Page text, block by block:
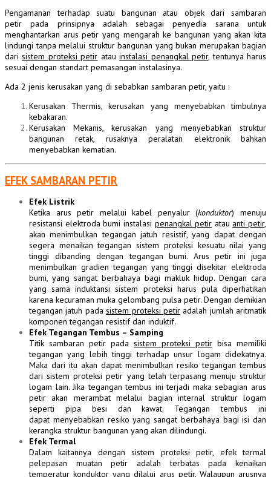
Pengamanan terhadap suatu bangunan atau objek dari sambaran
petir pada prinsipnya adalah sebagai penyedia sarana untuk
menghantarkan arus petir yang mengarah ke bangunan yang akan kita
lindungi tanpa melalui struktur bangunan yang bukan merupakan bagian
darisistem proteksi petir atauinstalasi penangkal petir, tentunya harus
sesuai dengan standart pemasangan instalasinya.
Ada 2 jenis kerusakan yang di sebabkan sambaran petir, yaitu :
Kerusakan Thermis, kerusakan yang menyebabkan timbulnya
kebakaran.
Kerusakan Mekanis, kerusakan yang menyebabkan struktur
bangunan retak, rusaknya peralatan elektronik bahkan
menyebabkan kematian.
EFEK SAMBARAN PETIR
Efek Listrik
Ketika aruspetir melalui kabel penyalur(konduktor) menuju
resistansi elektroda bumi instalasi penangkalpetir atau anti petir,
akan menimbulkan tegangan jatuh resistif, yang dapat dengan
segera menaikan tegangan sistem proteksi kesuatu nilai yang
tinggi dibanding dengan tegangan bumi. Arus petir ini juga
menimbulkan gradien tegangan yang tinggi disekitar elektroda
bumi, yang sangat berbahaya bagi makluk hidup. Dengan cara
yang sama induktansi sistem proteksi harus pula diperhatikan
karena kecuraman muka gelombang pulsa petir. Dengan demikian
tegangan jatuh padasistem proteksi petiradalah jumlah aritmatik
komponen tegangan resistif dan induktif.
Efek Tegangan Tembus – Samping
Titik sambaran petir pada sistem proteksi petir bisa memiliki
tegangan yang lebih tinggi terhadap unsur logam didekatnya.
Maka dari itu akan dapat menimbulkan resiko tegangan tembus
dari sistem proteksi petir yang telah terpasang menuju struktur
logam lain. Jika tegangan tembus ini terjadi maka sebagian arus
petir akan merambat melalui bagian internal struktur logam
seperti pipa besi dan kawat. Tegangan tembus ini
dapat menyebabkan resiko yang sangat berbahaya bagi isi dan
kerangka struktur bangunan yang akan dilindungi.
Efek Termal
Dalam kaitannya dengan sistem proteksi petir, efek termal
pelepasan muatan petir adalah terbatas pada kenaikan
temperatur konduktor yang dilalui arus petir. Walaupun arusnya